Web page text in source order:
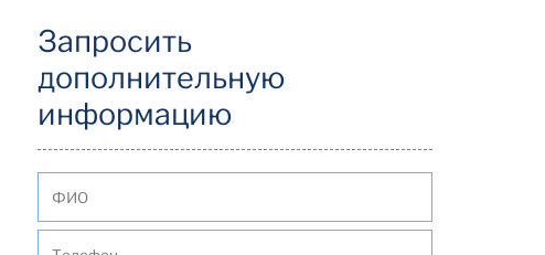
Запросить
дополнительную
информацию